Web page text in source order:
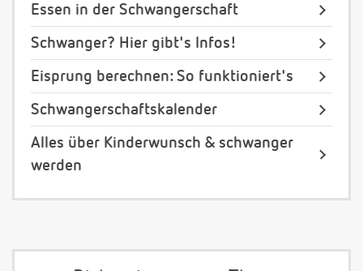
Essen in der Schwangerschaft
Schwanger? Hier gibt's Infos!
Eisprung berechnen: So funktioniert's
Schwangerschaftskalender
Alles über Kinderwunsch & schwanger
werden